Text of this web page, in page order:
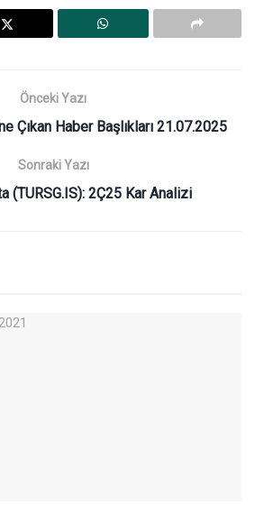
Önceki Yazı
Çıkan Haber Başlıkları 21.07.2025
Sonraki Yazı
(TURSG.IS): 2Ç25 Kar Analizi